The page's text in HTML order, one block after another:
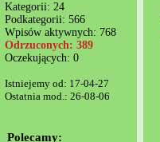
Kategorii: 24
Podkategorii: 566
Wpisów aktywnych: 768
Odrzuconych: 389
Oczekujących: 0
Istniejemy od: 17-04-27
Ostatnia mod.: 26-08-06
Polecamy: